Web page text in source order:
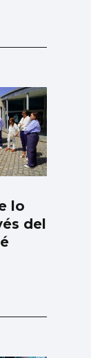
lo
del